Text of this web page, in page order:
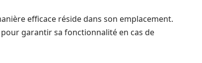
efficace réside dans son emplacement.
garantir sa fonctionnalité en cas de